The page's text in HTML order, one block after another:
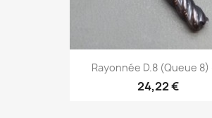
Rayonnée D.8 (Queue 8)
24,22 €